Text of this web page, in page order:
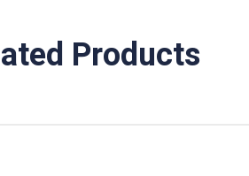
Products